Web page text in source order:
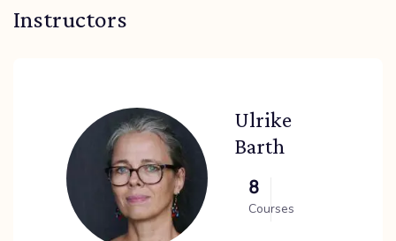
Instructors
Ulrike
Barth
8
Courses